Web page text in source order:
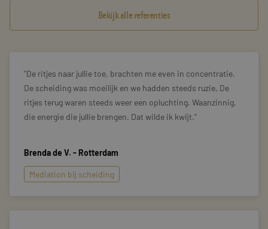
Bekijk alle referenties
De ritjes naar jullie toe, brachten me even in concentratie.
De scheiding was moeilijk en we hadden steeds ruzie. De
ritjes terug waren steeds weer een opluchting. Waanzinnig,
die energie die jullie brengen. Dat wilde ik kwijt.
Brenda de V. - Rotterdam
Mediation bij scheiding